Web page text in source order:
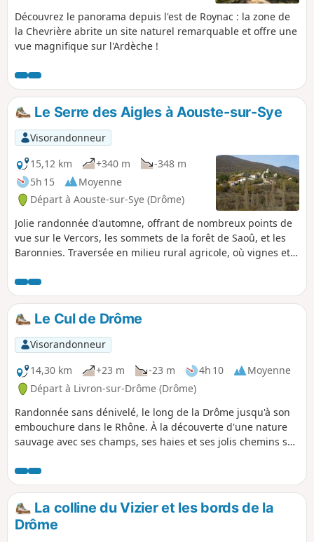
Découvrez le panorama depuis l'est de Roynac : la zone de
la Chevrière abrite un site naturel remarquable et offre une
vue magnifique sur l'Ardèche !
Le Serre des Aigles à Aouste-sur-Sye
Visorandonneur
15,12 km
+340 m
-348 m
5h 15
Moyenne
Départ à Aouste-sur-Sye (Drôme)
Jolie randonnée d'automne, offrant de nombreux points de
vue sur le Vercors, les sommets de la forêt de Saoû, et les
Baronnies. Traversée en milieu rural agricole, où vignes et
notamment.
Le Cul de Drôme
Visorandonneur
14,30 km
+23 m -23 m 4h 10
Moyenne
Départ à Livron-sur-Drôme (Drôme)
Randonnée sans dénivelé, le long de la Drôme jusqu'à son
embouchure dans le Rhône. À la découverte d'une nature
sauvage avec ses champs, ses haies et ses jolis chemins sur
cygnes, les grands cormorans ... À éviter l'hiver par grand
vent du Nord.
La colline du Vizier et les bords de la
Drôme